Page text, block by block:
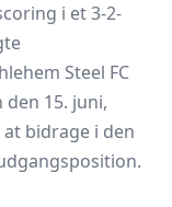
i et 3-2-
Steel FC
15. juni,
bidrage i den